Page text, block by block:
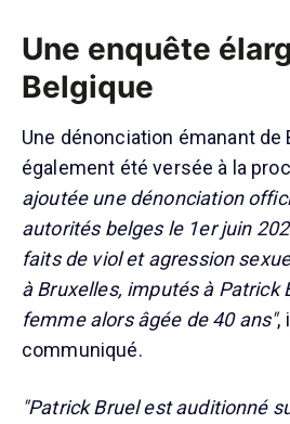
Une enquête
Belgique
Une dénonciation émanant de
également été versée à la
ajoutée une dénonciation
autorités belges le 1er juin
faits de viol et agression
à Bruxelles, imputés à Patrick
femme alors âgée de 40 ans",
communiqué.
"Patrick Bruel est auditionné